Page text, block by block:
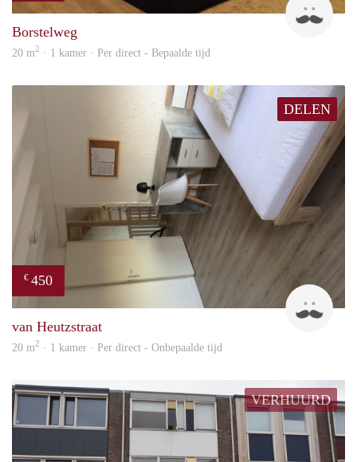
Borstelweg
20 m2 · 1 kamer · Per direct - Bepaalde tijd
DELEN
€ 450
Tom
van Heutzstraat
20 m2 · 1 kamer · Per direct - Onbepaalde tijd
VERHUURD